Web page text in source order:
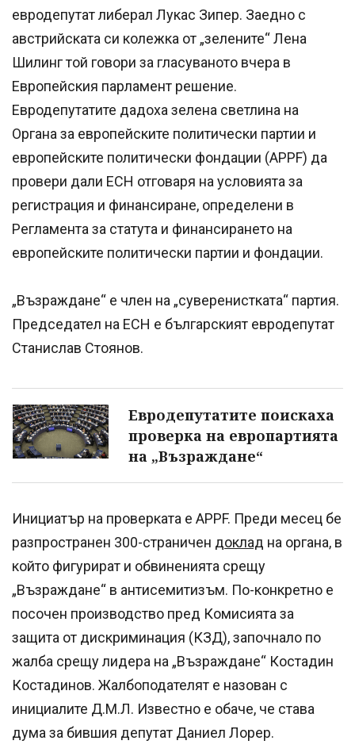
евродепутат либерал Лукас Зипер. Заедно с
австрийската си колежка от „зелените“ Лена
Шилинг той говори за гласуваното вчера в
Европейския парламент решение.
Евродепутатите дадоха зелена светлина на
Органа за европейските политически партии и
европейските политически фондации (APPF) да
провери дали ЕСН отговаря на условията за
регистрация и финансиране, определени в
Регламента за статута и финансирането на
европейските политически партии и фондации.
„Възраждане“ е член на „суверенистката“ партия.
Председател на ЕСН е българският евродепутат
Станислав Стоянов.
Евродепутатите поискаха
проверка на европартията
на „Възраждане“
Инициатър на проверката е APPF. Преди месец бе
разпространен 300-страничен доклад на органа, в
който фигурират и обвиненията срещу
„Възраждане“ в антисемитизъм. По-конкретно е
посочен производство пред Комисията за
защита от дискриминация (КЗД), започнало по
жалба срещу лидера на „Възраждане“ Костадин
Костадинов. Жалбоподателят е назован с
инициалите Д.М.Л. Известно е обаче, че става
дума за бившия депутат Даниел Лорер.